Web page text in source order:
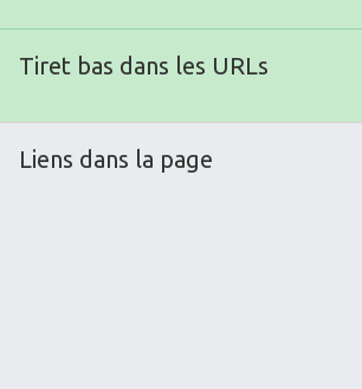
Tiret bas dans les URLs
Liens dans la page